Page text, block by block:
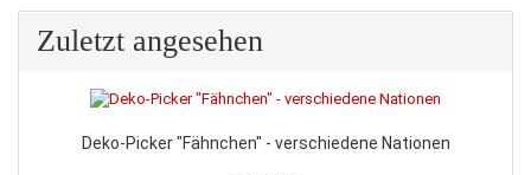
Zuletzt angesehen
Deko-Picker "Fähnchen" - verschiedene Nationen